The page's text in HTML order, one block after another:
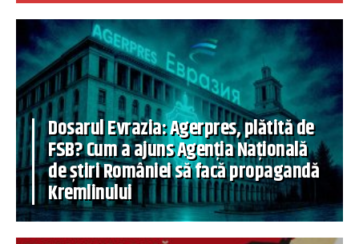
Dosarul Evrazia: Agerpres, plătită de
FSB? Cum a ajuns Agenția Națională
de știri României să facă propagandă
Kremlinului